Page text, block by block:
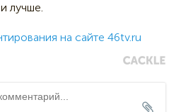
лучше.
на сайте 46tv.ru